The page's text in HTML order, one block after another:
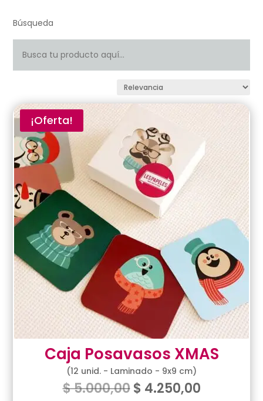
Búsqueda
¡Oferta!
Caja Posavasos XMAS
(12 unid. - Laminado - 9x9 cm)
$5.000,00 $ 4.250,00